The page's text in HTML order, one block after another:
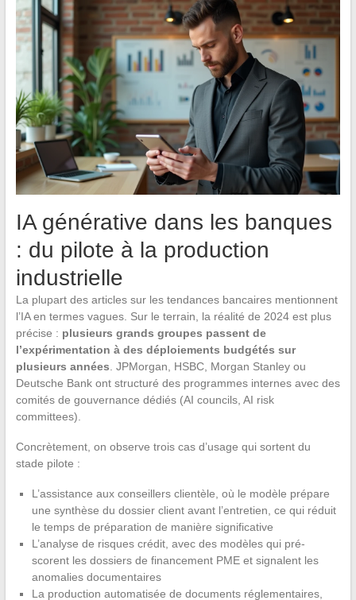
IA générative dans les banques
: du pilote à la production
industrielle
La plupart des articles sur les tendances bancaires mentionnent
l’IA en termes vagues. Sur le terrain, la réalité de 2024 est plus
précise : plusieurs grands groupes passent de
l’expérimentation à des déploiements budgétés sur
plusieurs années . JPMorgan, HSBC, Morgan Stanley ou
Deutsche Bank ont structuré des programmes internes avec des
comités de gouvernance dédiés (AI councils, AI risk
committees).
Concrètement, on observe trois cas d’usage qui sortent du
stade pilote :
L’assistance aux conseillers clientèle, où le modèle prépare
une synthèse du dossier client avant l’entretien, ce qui réduit
le temps de préparation de manière significative
L’analyse de risques crédit, avec des modèles qui pré-
scorent les dossiers de financement PME et signalent les
anomalies documentaires
La production automatisée de documents réglementaires,